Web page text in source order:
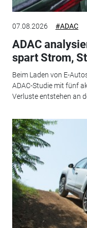
07.08.2026 #ADAC
ADAC
spart Strom,
Beim Laden von E-
ADAC-Studie mit fünf
Verluste entstehen an